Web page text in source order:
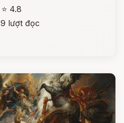
⭐ 4.8
lượt đọc